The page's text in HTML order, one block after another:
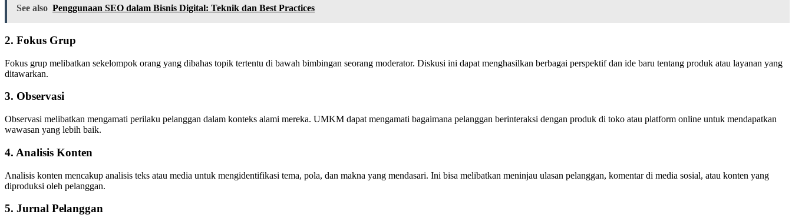
See also Penggunaan SEO dalam Bisnis Digital: Teknik dan Best Practices
2. Fokus Grup
Fokus grup melibatkan sekelompok orang yang dibahas topik tertentu di bawah bimbingan seorang moderator. Diskusi ini dapat menghasilkan berbagai perspektif dan ide baru tentang produk atau layanan yang
ditawarkan.
3. Observasi
Observasi melibatkan mengamati perilaku pelanggan dalam konteks alami mereka. UMKM dapat mengamati bagaimana pelanggan berinteraksi dengan produk di toko atau platform online untuk mendapatkan
wawasan yang lebih baik.
4. Analisis Konten
Analisis konten mencakup analisis teks atau media untuk mengidentifikasi tema, pola, dan makna yang mendasari. Ini bisa melibatkan meninjau ulasan pelanggan, komentar di media sosial, atau konten yang
diproduksi oleh pelanggan.
5. Jurnal Pelanggan